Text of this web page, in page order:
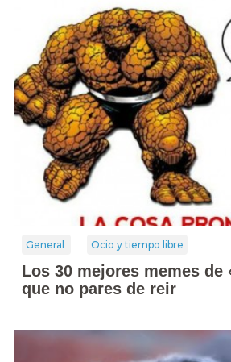
General Ocio y tiempo libre
Los 30 mejores memes de
que no pares de reir